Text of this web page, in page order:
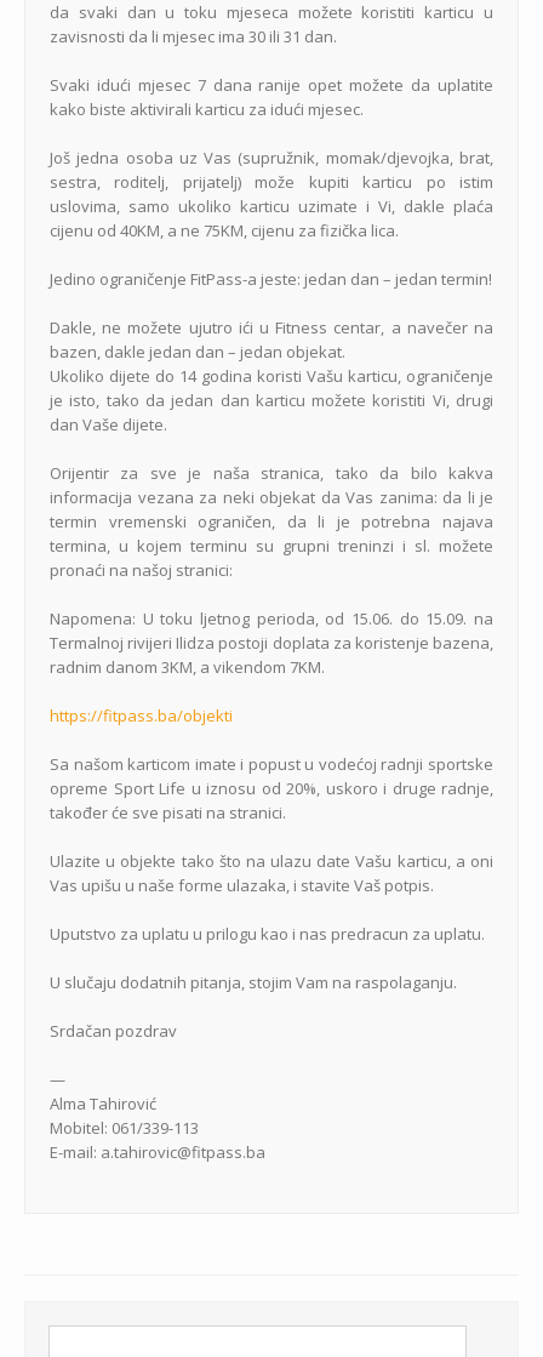
da svaki dan u toku mjeseca možete koristiti karticu u
zavisnosti da li mjesec ima 30 ili 31 dan.
Svaki idući mjesec 7 dana ranije opet možete da uplatite
kako biste aktivirali karticu za idući mjesec.
Još jedna osoba uz Vas (supružnik, momak/djevojka, brat,
sestra, roditelj, prijatelj) može kupiti karticu po istim
uslovima, samo ukoliko karticu uzimate i Vi, dakle plaća
cijenu od 40KM, a ne 75KM, cijenu za fizička lica.
Jedino ograničenje FitPass-a jeste: jedan dan – jedan termin!
Dakle, ne možete ujutro ići u Fitness centar, a navečer na
bazen, dakle jedan dan – jedan objekat.
Ukoliko dijete do 14 godina koristi Vašu karticu, ograničenje
je isto, tako da jedan dan karticu možete koristiti Vi, drugi
dan Vaše dijete.
Orijentir za sve je naša stranica, tako da bilo kakva
informacija vezana za neki objekat da Vas zanima: da li je
termin vremenski ograničen, da li je potrebna najava
termina, u kojem terminu su grupni treninzi i sl. možete
pronaći na našoj stranici:
Napomena: U toku ljetnog perioda, od 15.06. do 15.09. na
Termalnoj rivijeri Ilidza postoji doplata za koristenje bazena,
radnim danom 3KM, a vikendom 7KM.
https://fitpass.ba/objekti
Sa našom karticom imate i popust u vodećoj radnji sportske
opreme Sport Life u iznosu od 20%, uskoro i druge radnje,
također će sve pisati na stranici.
Ulazite u objekte tako što na ulazu date Vašu karticu, a oni
Vas upišu u naše forme ulazaka, i stavite Vaš potpis.
Uputstvo za uplatu u prilogu kao i nas predracun za uplatu.
U slučaju dodatnih pitanja, stojim Vam na raspolaganju.
Srdačan pozdrav
—
Alma Tahirović
Mobitel: 061/339-113
E-mail: a.tahirovic@fitpass.ba